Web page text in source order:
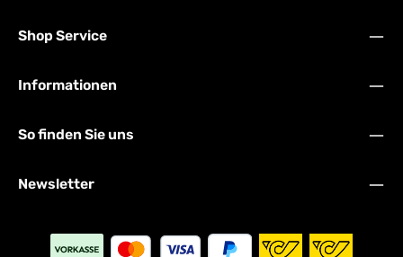
Shop Service
Informationen
So finden Sie uns
Newsletter